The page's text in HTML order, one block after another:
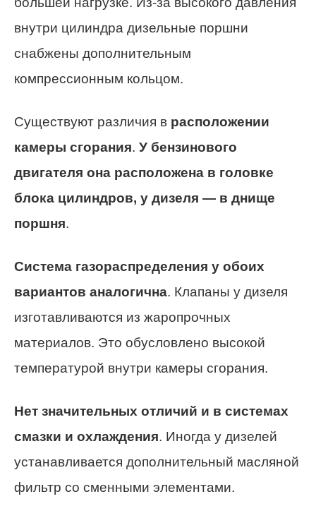
внутри цилиндра дизельные поршни
снабжены дополнительным
компрессионным кольцом.
Существуют различия в расположении
камеры сгорания. У бензинового
двигателя она расположена в головке
блока цилиндров, у дизеля — в днище
поршня.
Система газораспределения у обоих
вариантов аналогична. Клапаны у дизеля
изготавливаются из жаропрочных
материалов. Это обусловлено высокой
температурой внутри камеры сгорания.
Нет значительных отличий и в системах
смазки и охлаждения. Иногда у дизелей
устанавливается дополнительный масляной
фильтр со сменными элементами.